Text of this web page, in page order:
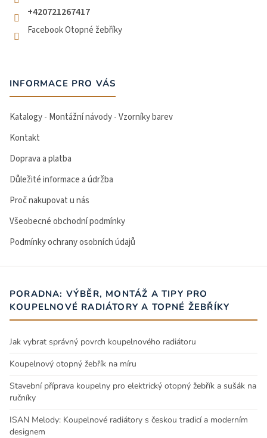
+420721267417
Facebook Otopné žebříky
INFORMACE PRO VÁS
Katalogy - Montážní návody - Vzorníky barev
Kontakt
Doprava a platba
Důležité informace a údržba
Proč nakupovat u nás
Všeobecné obchodní podmínky
Podmínky ochrany osobních údajů
PORADNA: VÝBĚR, MONTÁŽ A TIPY PRO
KOUPELNOVÉ RADIÁTORY A TOPNÉ ŽEBŘÍKY
Jak vybrat správný povrch koupelnového radiátoru
Koupelnový otopný žebřík na míru
Stavební příprava koupelny pro elektrický otopný žebřík a sušák na
ručníky
ISAN Melody: Koupelnové radiátory s českou tradicí a moderním
designem